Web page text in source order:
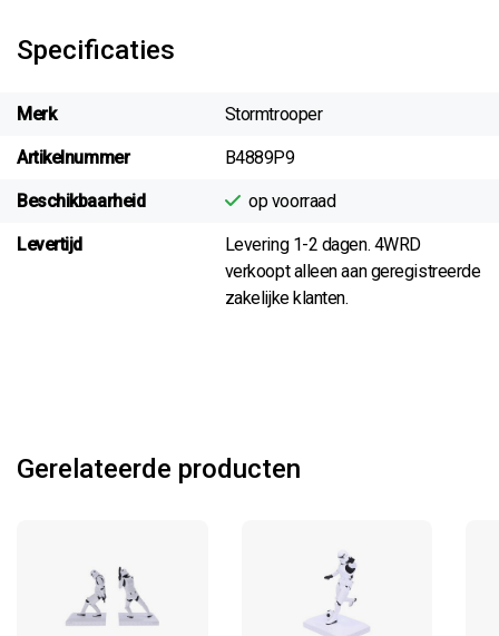
Specificaties
Merk Stormtrooper
Artikelnummer B4889P9
Beschikbaarheid op voorraad
Levertijd
Levering 1-2 dagen. 4WRD
verkoopt alleen aan geregistreerde
zakelijke klanten.
Gerelateerde producten